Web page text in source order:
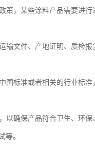
策，某些涂料产品需要进
输文件、产地证明、质检
标准或者相关的行业标
以确保产品符合卫生、环
等。